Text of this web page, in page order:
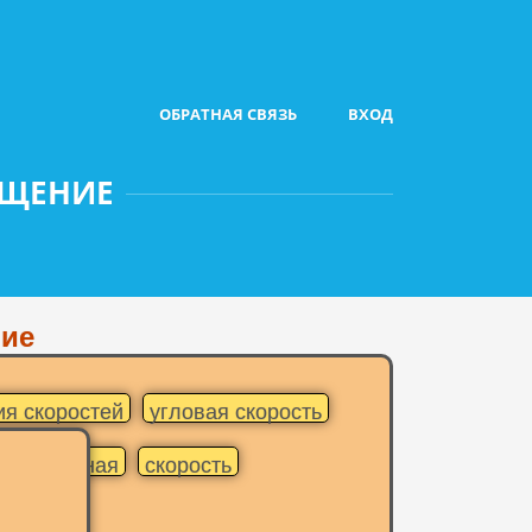
ОБРАТНАЯ СВЯЗЬ ВХОД
скоростей угловая скорость
скорость